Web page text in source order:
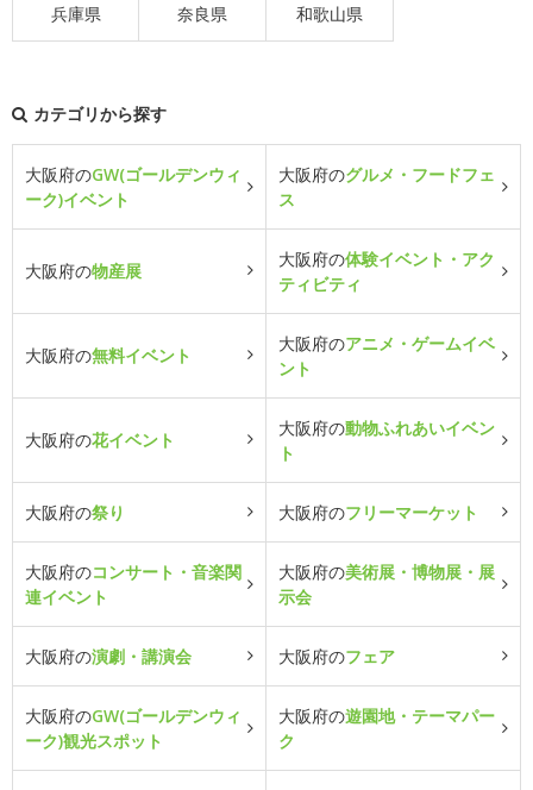
兵庫県 奈良県 和歌山県
カテゴリから探す
大阪府のGW(ゴールデンウィ
ーク)イベント
大阪府のグルメ・フードフェ
ス
大阪府の物産展
大阪府の体験イベント・アク
ティビティ
大阪府の無料イベント
大阪府のアニメ・ゲームイベ
ント
大阪府の花イベント
大阪府の動物ふれあいイベン
ト
大阪府の祭り 大阪府のフリーマーケット
大阪府のコンサート・音楽関
連イベント
大阪府の美術展・博物展・展
示会
大阪府の演劇・講演会 大阪府のフェア
大阪府のGW(ゴールデンウィ
ーク)観光スポット
大阪府の遊園地・テーマパー
ク